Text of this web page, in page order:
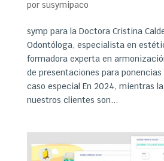
por susymipaco
symp para la Doctora Cristina
Odontóloga, especialista en
formadora experta en
de presentaciones para
caso especial En 2024, mientras
nuestros clientes son...